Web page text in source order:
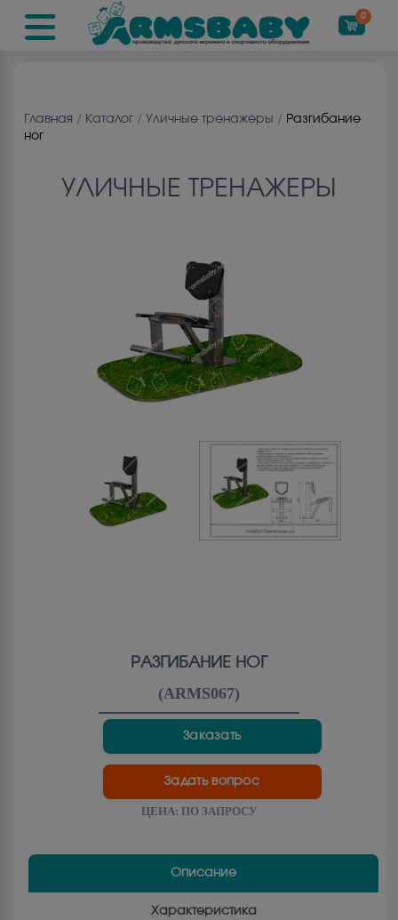
0
Главная / Каталог / Уличные тренажеры / Разгибание
ног
УЛИЧНЫЕ ТРЕНАЖЕРЫ
РАЗГИБАНИЕ НОГ
(ARMS067)
Заказать
Задать вопрос
ЦЕНА: ПО ЗАПРОСУ
Описание
Характеристика